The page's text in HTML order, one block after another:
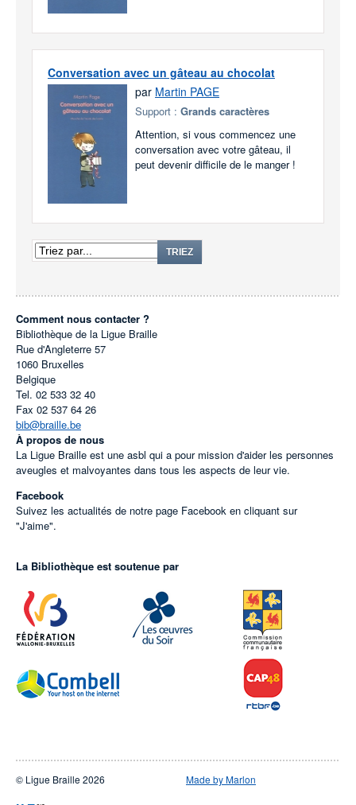
Conversation avec un gâteau au chocolat
par Martin PAGE
Support : Grands caractères
Attention, si vous commencez une
conversation avec votre gâteau, il
peut devenir difficile de le manger !
TRIEZ
Comment nous contacter ?
Bibliothèque de la Ligue Braille
Rue d'Angleterre 57
1060 Bruxelles
Belgique
Tel. 02 533 32 40
Fax 02 537 64 26
bib@braille.be
À propos de nous
La Ligue Braille est une asbl qui a pour mission d'aider les personnes
aveugles et malvoyantes dans tous les aspects de leur vie.
Facebook
Suivez les actualités de notre page Facebook en cliquant sur
"J'aime".
La Bibliothèque est soutenue par
© Ligue Braille 2026 Made by Marlon